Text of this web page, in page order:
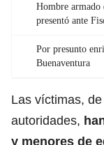
Hombre armado
presentó ante
Por presunto
Buenaventura
Las víctimas,
autoridades,
y menores de